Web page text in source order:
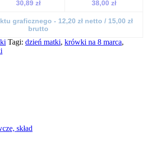
30,89 zł 38,00 zł
graficznego - 12,20 zł netto / 15,00 zł
brutto
Tagi: dzień matki, krówki na 8 marca,
skład